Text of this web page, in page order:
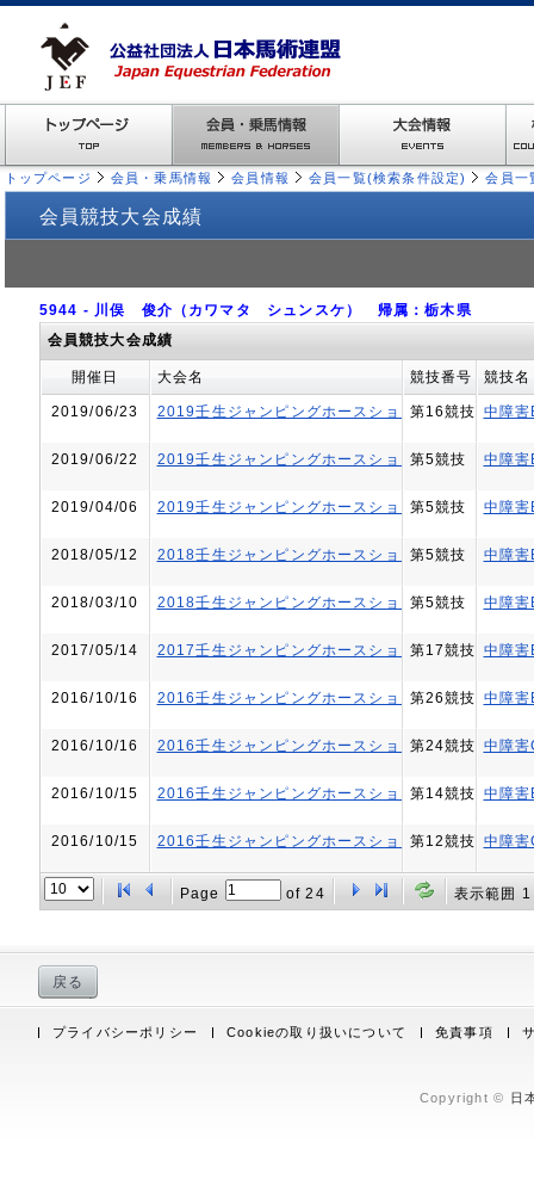
トップページ 会員・乗馬情報 会員情報 会員一覧(検索条件設定) 会員一
会員競技大会成績
5944 - 川俣 俊介（カワマタ シュンスケ） 帰属：栃木県
会員競技大会成績
開催日 大会名 競技番号 競技名
2019/06/23 2019壬生ジャンピングホースショーⅣ第16競技 中障
2019/06/22 2019壬生ジャンピングホースショーⅣ第5競技 中障害
2019/04/06 2019壬生ジャンピングホースショーⅡ第5競技 中障害
2018/05/12 2018壬生ジャンピングホースショーⅢ第5競技 中障害
2018/03/10 2018壬生ジャンピングホースショーⅠ第5競技 中障害
2017/05/14 2017壬生ジャンピングホースショーⅢ第17競技 中障
2016/10/16 2016壬生ジャンピングホースショーⅤ第26競技 中障
2016/10/16 2016壬生ジャンピングホースショーⅤ第24競技 中障
2016/10/15 2016壬生ジャンピングホースショーⅤ第14競技 中障
2016/10/15 2016壬生ジャンピングホースショーⅤ第12競技 中障
Page of24 表示範囲
戻る
プライバシーポリシー Cookieの取り扱いについて 免責事項
Copyright © 日